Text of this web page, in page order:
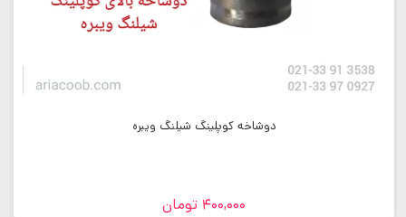
دوشاخه کوپلینگ شیلنگ ویبره
400,000 تومان